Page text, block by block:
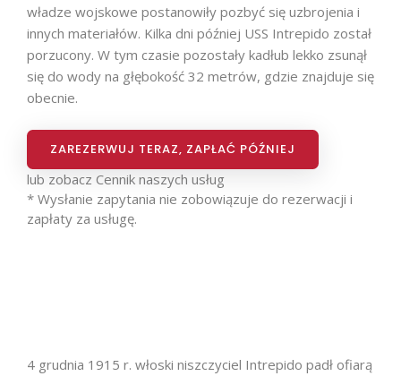
władze wojskowe postanowiły pozbyć się uzbrojenia i
innych materiałów. Kilka dni później USS Intrepido został
porzucony. W tym czasie pozostały kadłub lekko zsunął
się do wody na głębokość 32 metrów, gdzie znajduje się
obecnie.
ZAREZERWUJ TERAZ, ZAPŁAĆ PÓŹNIEJ
lub zobacz Cennik naszych usług
* Wysłanie zapytania nie zobowiązuje do rezerwacji i
zapłaty za usługę.
4 grudnia 1915 r. włoski niszczyciel Intrepido padł ofiarą